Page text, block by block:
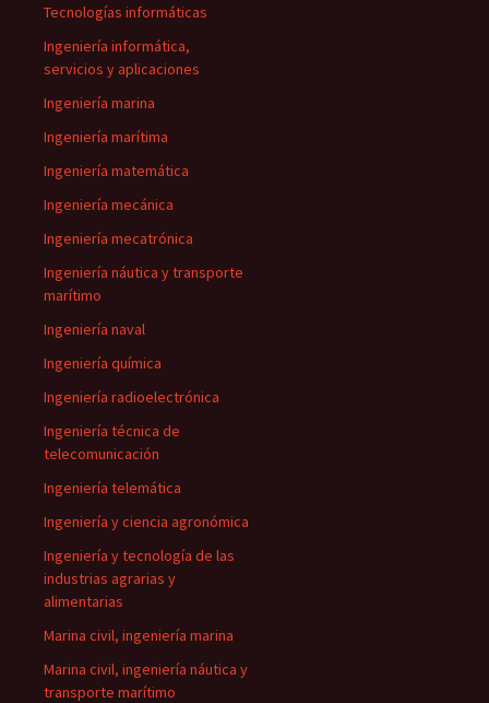
Tecnologías informáticas
Ingeniería informática,
servicios y aplicaciones
Ingeniería marina
Ingeniería marítima
Ingeniería matemática
Ingeniería mecánica
Ingeniería mecatrónica
Ingeniería náutica y transporte
marítimo
Ingeniería naval
Ingeniería química
Ingeniería radioelectrónica
Ingeniería técnica de
telecomunicación
Ingeniería telemática
Ingeniería y ciencia agronómica
Ingeniería y tecnología de las
industrias agrarias y
alimentarias
Marina civil, ingeniería marina
Marina civil, ingeniería náutica y
transporte marítimo